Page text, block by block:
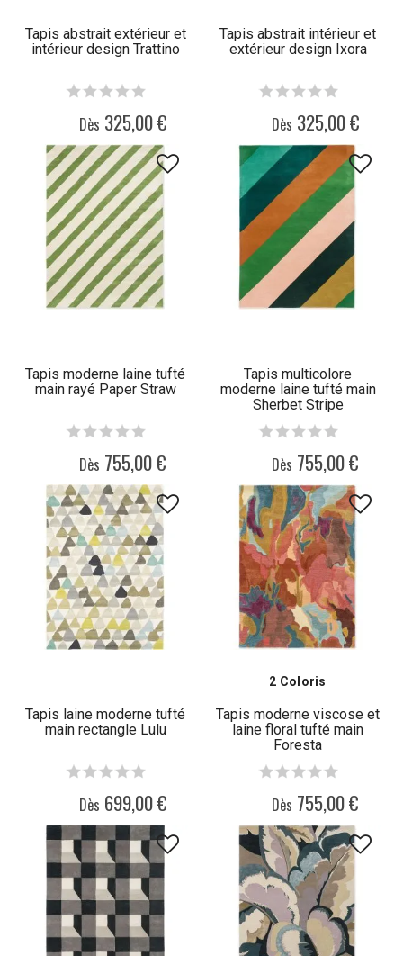
Tapis abstrait extérieur et
intérieur design Trattino
Dès 325,00 €
Tapis abstrait intérieur et
extérieur design Ixora
Dès 325,00 €
Tapis moderne laine tufté
main rayé Paper Straw
Dès 755,00 €
Tapis multicolore
moderne laine tufté main
Sherbet Stripe
Dès 755,00 €
Tapis laine moderne tufté
main rectangle Lulu
Dès 699,00 €
2 Coloris
Tapis moderne viscose et
laine floral tufté main
Foresta
Dès 755,00 €